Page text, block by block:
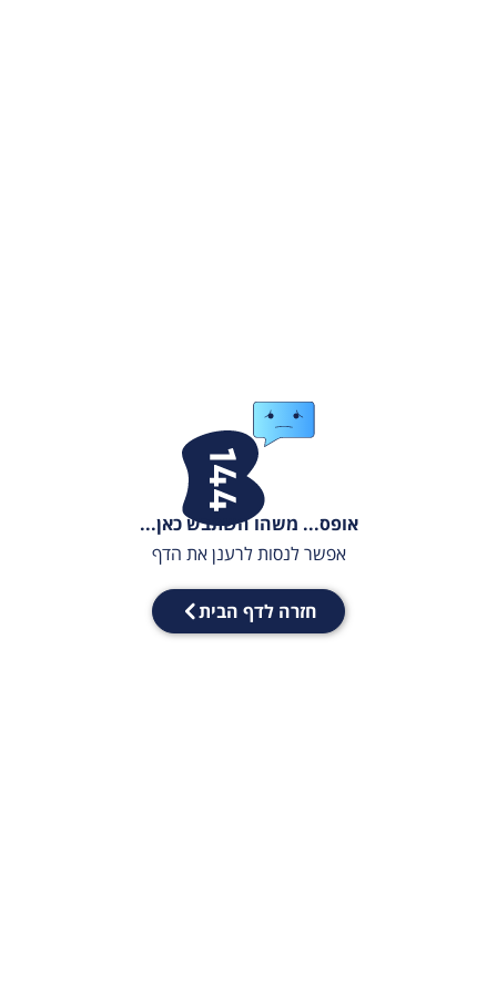
אופס... משהו השתבש כאן...
אפשר לנסות לרענן את הדף
חזרה לדף הבית